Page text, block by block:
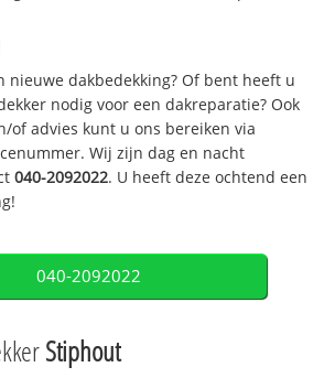
nieuwe dakbedekking? Of bent heeft u
nodig voor een dakreparatie? Ook
of advies kunt u ons bereiken via
Wij zijn dag en nacht
040-2092022. U heeft deze ochtend een
040-2092022
Stiphout